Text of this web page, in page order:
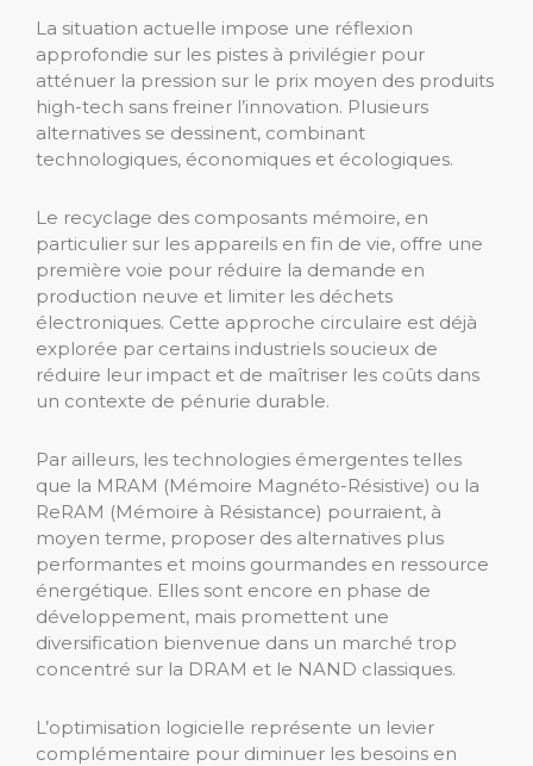
La situation actuelle impose une réflexion
approfondie sur les pistes à privilégier pour
atténuer la pression sur le prix moyen des produits
high-tech sans freiner l’innovation. Plusieurs
alternatives se dessinent, combinant
technologiques, économiques et écologiques.
Le recyclage des composants mémoire, en
particulier sur les appareils en fin de vie, offre une
première voie pour réduire la demande en
production neuve et limiter les déchets
électroniques. Cette approche circulaire est déjà
explorée par certains industriels soucieux de
réduire leur impact et de maîtriser les coûts dans
un contexte de pénurie durable.
Par ailleurs, les technologies émergentes telles
que la MRAM (Mémoire Magnéto-Résistive) ou la
ReRAM (Mémoire à Résistance) pourraient, à
moyen terme, proposer des alternatives plus
performantes et moins gourmandes en ressource
énergétique. Elles sont encore en phase de
développement, mais promettent une
diversification bienvenue dans un marché trop
concentré sur la DRAM et le NAND classiques.
L’optimisation logicielle représente un levier
complémentaire pour diminuer les besoins en